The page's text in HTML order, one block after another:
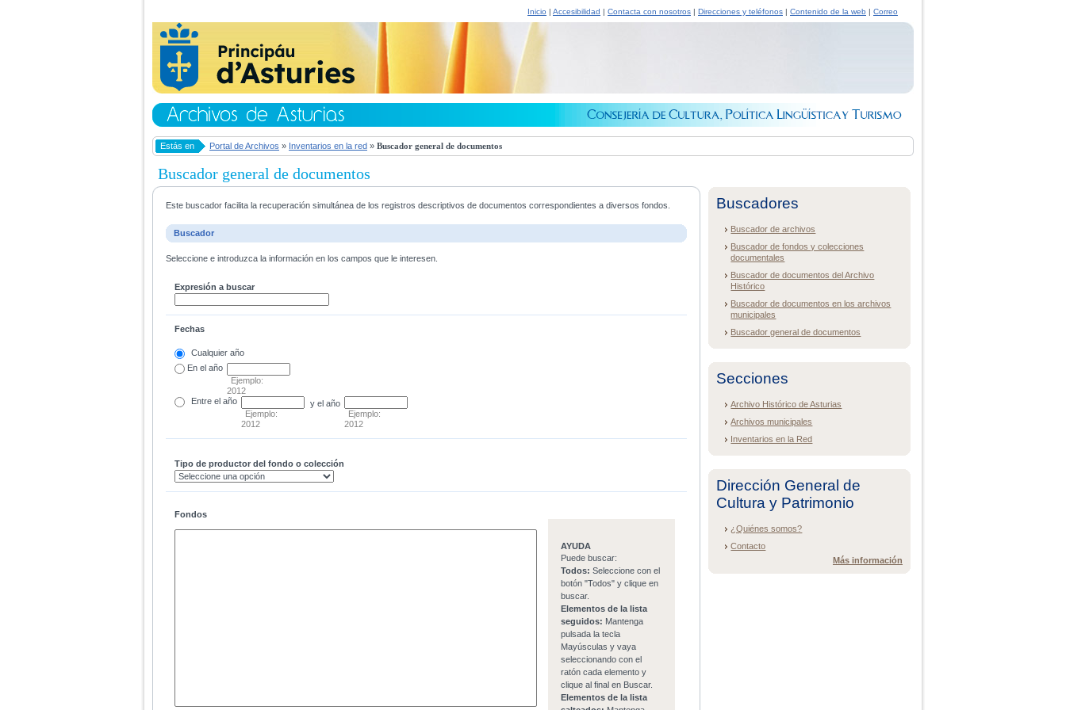
Inicio | Accesibilidad | Contacta con nosotros | Direcciones y teléfonos | Contenido de la web | Correo
Estás en Portal de Archivos » Inventarios en la red » Buscador general de documentos
Buscador general de documentos
Este buscador facilita la recuperación simultánea de los registros descriptivos de documentos correspondientes a diversos fondos.
Buscador
Seleccione e introduzca la información en los campos que le interesen.
Expresión a buscar
Fechas
Cualquier año
En el año
Ejemplo:
2012
Entre el año
Ejemplo:
2012
y el año
Ejemplo:
2012
Tipo de productor del fondo o colección
Fondos
AYUDA
Puede buscar:
Todos: Seleccione con el
botón "Todos" y clique en
buscar.
Elementos de la lista
seguidos: Mantenga
pulsada la tecla
Mayúsculas y vaya
seleccionando con el
ratón cada elemento y
clique al final en Buscar.
Elementos de la lista
Buscadores
Buscador de archivos
Buscador de fondos y colecciones
documentales
Buscador de documentos del Archivo
Histórico
Buscador de documentos en los archivos
municipales
Buscador general de documentos
Secciones
Archivo Histórico de Asturias
Archivos municipales
Inventarios en la Red
Dirección General de
Cultura y Patrimonio
¿Quiénes somos?
Contacto
Más información